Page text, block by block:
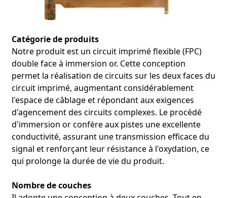
Catégorie de produits
Notre produit est un circuit imprimé flexible (FPC)
double face à immersion or. Cette conception
permet la réalisation de circuits sur les deux faces du
circuit imprimé, augmentant considérablement
l'espace de câblage et répondant aux exigences
d'agencement des circuits complexes. Le procédé
d'immersion or confère aux pistes une excellente
conductivité, assurant une transmission efficace du
signal et renforçant leur résistance à l'oxydation, ce
qui prolonge la durée de vie du produit.
Nombre de couches
notre circuit imprimé flexible FPC double face plaqué or par
immersion, grâce à ses excellentes performances de
transmission stable des signaux haut débit dans les
stations de base. Lors du projet de modernisation des
stations de base 5G d'une entreprise de
télécommunications de renom, l'adoption de notre circuit
imprimé flexible FPC a permis de réduire significativement
le taux d'erreur binaire et d'augmenter le débit de
transmission de données de [X]%. Ce dispositif a fortement
contribué à l'extension de la couverture du réseau 5G et à
l'amélioration de la qualité du signal.
Les dispositifs électroniques médicaux sont soumis à des
exigences extrêmement élevées en matière de fiabilité et
surveillance électrocardiographique, notre circuit imprimé
flexible FPC, grâce à sa grande flexibilité, s'adapte à la